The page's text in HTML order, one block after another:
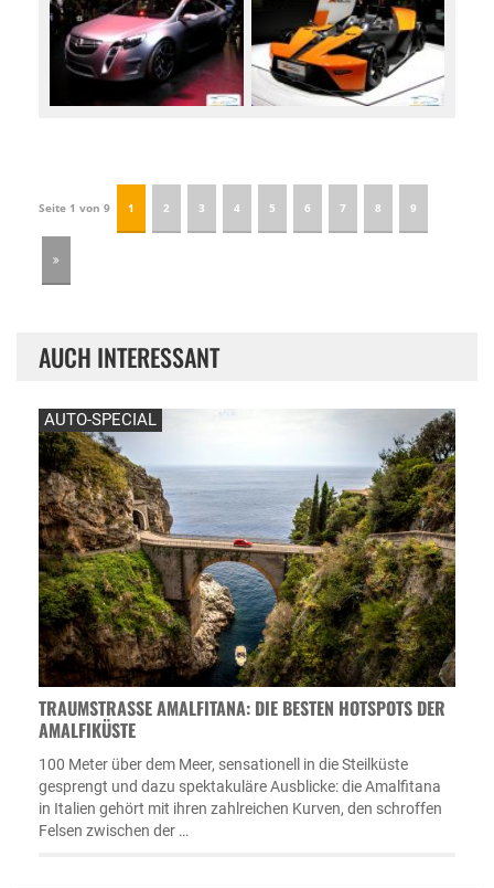
Seite 1 von 9 1 2 3 4 5 6 7 8 9
AUCH INTERESSANT
AUTO-SPECIAL
TRAUMSTRASSE AMALFITANA: DIE BESTEN HOTSPOTS DER A
MALFIKÜSTE
100 Meter über dem Meer, sensationell in die Steilküste
gesprengt und dazu spektakuläre Ausblicke: die Amalfitana
in Italien gehört mit ihren zahlreichen Kurven, den schroffen
Felsen zwischen der …